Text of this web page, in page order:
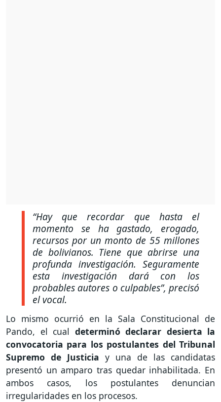
“Hay que recordar que hasta el
momento se ha gastado, erogado,
recursos por un monto de 55 millones
de bolivianos. Tiene que abrirse una
profunda investigación. Seguramente
esta investigación dará con los
probables autores o culpables”, precisó
el vocal.
Lo mismo ocurrió en la Sala Constitucional de
Pando, el cual determinó declarar desierta la
convocatoria para los postulantes del Tribunal
Supremo de Justicia y una de las candidatas
presentó un amparo tras quedar inhabilitada. En
ambos casos, los postulantes denuncian
irregularidades en los procesos.